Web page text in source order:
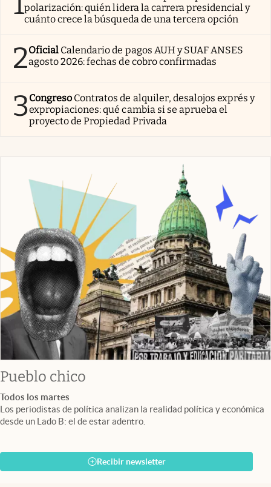
polarización: quién lidera la carrera presidencial y
cuánto crece la búsqueda de una tercera opción
2Oficial Calendario de pagos AUH y SUAF ANSES
agosto 2026: fechas de cobro confirmadas
3Congreso Contratos de alquiler, desalojos exprés y
expropiaciones: qué cambia si se aprueba el
proyecto de Propiedad Privada
Pueblo chico
Todos los martes
Los periodistas de política analizan la realidad política y económica
desde un Lado B: el de estar adentro.
Recibir newsletter